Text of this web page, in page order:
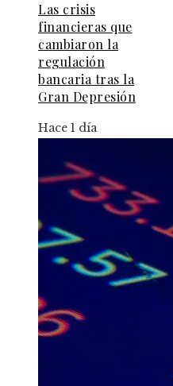
Las crisis
financieras que
cambiaron la
regulación
bancaria tras la
Gran Depresión
Hace 1 día